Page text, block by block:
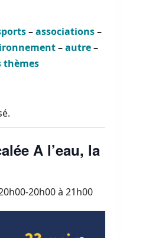
–associations–
–autre–
thèmes
A l’eau, la
20h00à 21h00